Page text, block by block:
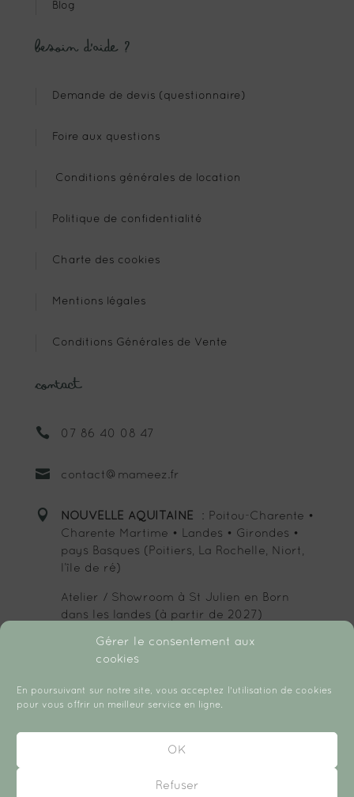
Gérer le consentement aux
cookies
En poursuivant sur notre site, vous acceptez l'utilisation de cookies
pour vous offrir un meilleur service en ligne.
OK
Refuser
Blog
Besoin d’aide ?
Demande de devis (questionnaire)
Foire aux questions
Conditions générales de location
Politique de confidentialité
Charte des cookies
Mentions légales
Conditions Générales de Vente
Contact
 07 86 40 08 47
 contact@mameez.fr
 NOUVELLE AQUITAINE
: Poitou-Charente •
Charente Martime • Landes • Girondes •
pays Basques (Poitiers, La Rochelle, Niort,
l’île de ré)
Atelier / Showroom à St Julien en Born
dans les landes (à partir de 2027)
SUIVEZ-MOI :